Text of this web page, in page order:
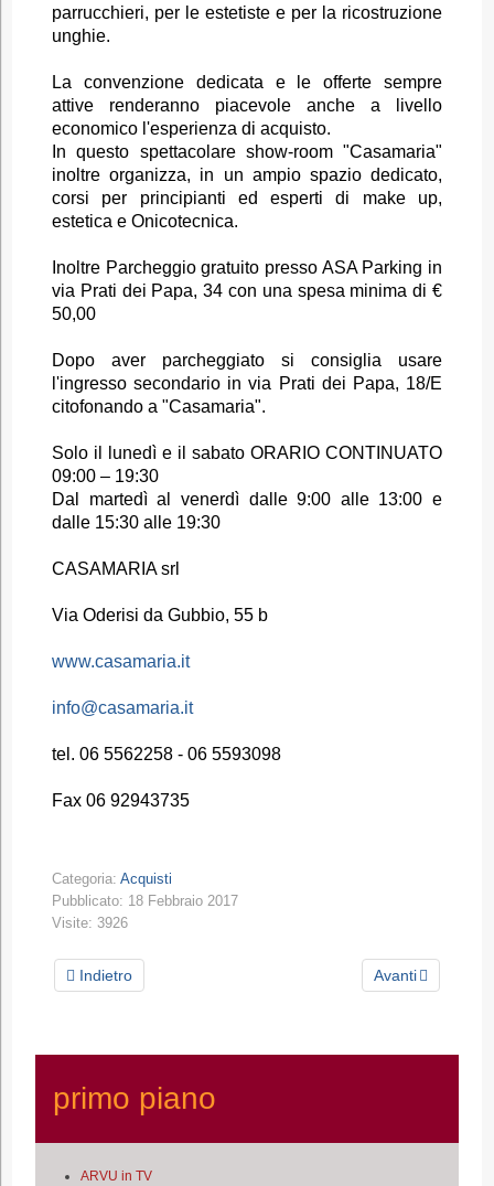
parrucchieri, per le estetiste e per la ricostruzione
unghie.
La convenzione dedicata e le offerte sempre
attive renderanno piacevole anche a livello
economico l'esperienza di acquisto.
In questo spettacolare show-room "Casamaria"
inoltre organizza, in un ampio spazio dedicato,
corsi per principianti ed esperti di make up,
estetica e Onicotecnica.
Inoltre Parcheggio gratuito presso ASA Parking in
via Prati dei Papa, 34 con una spesa minima di €
50,00
Dopo aver parcheggiato si consiglia usare
l'ingresso secondario in via Prati dei Papa, 18/E
citofonando a "Casamaria".
Solo il lunedì e il sabato ORARIO CONTINUATO
09:00 – 19:30
Dal martedì al venerdì dalle 9:00 alle 13:00 e
dalle 15:30 alle 19:30
CASAMARIA srl
Via Oderisi da Gubbio, 55 b
www.casamaria.it
info@casamaria.it
tel. 06 5562258 - 06 5593098
Fax 06 92943735
Categoria: Acquisti
Pubblicato: 18 Febbraio 2017
Visite: 3926
Indietro Avanti
primo piano
ARVU in TV